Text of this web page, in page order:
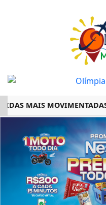
MAIS MOVIMENTADAS
EM ALTA